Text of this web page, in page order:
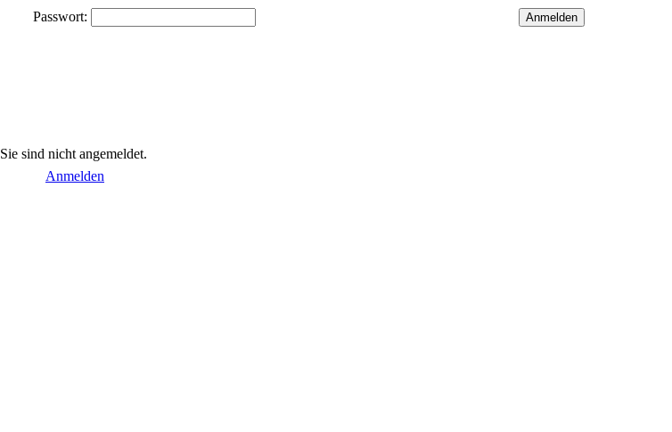
Passwort:
Sie sind nicht angemeldet.
Anmelden